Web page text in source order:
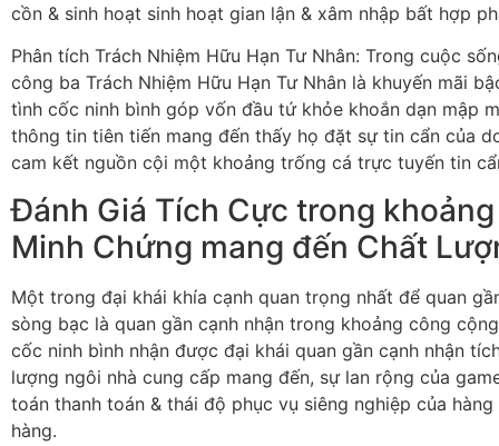
cồn & sinh hoạt sinh hoạt gian lận & xâm nhập bất hợp
Phân tích Trách Nhiệm Hữu Hạn Tư Nhân: Trong cuộc
công ba Trách Nhiệm Hữu Hạn Tư Nhân là khuyến mãi
tình cốc ninh bình góp vốn đầu tứ khỏe khoắn dạn mập
thông tin tiên tiến mang đến thấy họ đặt sự tin cẩn của
cam kết nguồn cội một khoảng trống cá trực tuyến tin
Đánh Giá Tích Cực trong
Minh Chứng mang đến Chất
Một trong đại khái khía cạnh quan trọng nhất để quan
sòng bạc là quan gần cạnh nhận trong khoảng công
cốc ninh bình nhận được đại khái quan gần cạnh nhận
lượng ngôi nhà cung cấp mang đến, sự lan rộng của
toán thanh toán & thái độ phục vụ siêng nghiệp của
hàng.